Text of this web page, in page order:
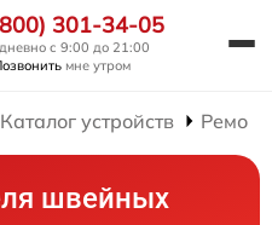
301-34-05
с 9:00 до 21:00
мне утром
Каталог устройств
швейных